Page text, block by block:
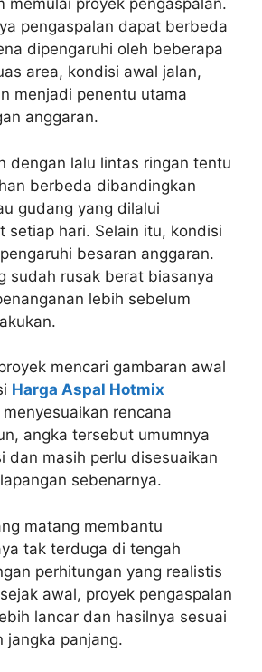
memulai proyek pengaspalan.
pengaspalan dapat berbeda
dipengaruhi oleh beberapa
area, kondisi awal jalan,
menjadi penentu utama
anggaran.
dengan lalu lintas ringan tentu
berbeda dibandingkan
gudang yang dilalui
setiap hari. Selain itu, kondisi
besaran anggaran.
sudah rusak berat biasanya
lebih sebelum
mencari gambaran awal
Harga Aspal Hotmix
rencana
angka tersebut umumnya
dan masih perlu disesuaikan
sebenarnya.
matang membantu
tak terduga di tengah
perhitungan yang realistis
awal, proyek pengaspalan
lancar dan hasilnya sesuai
jangka panjang.